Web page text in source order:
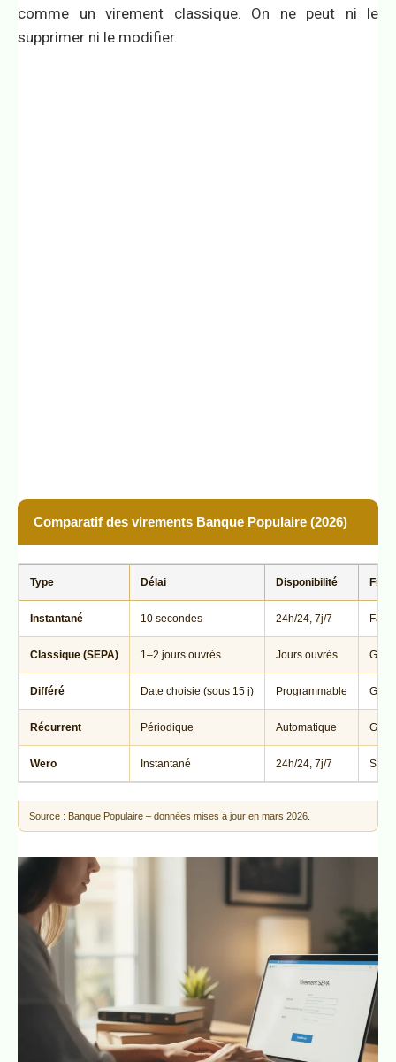
comme un virement classique. On ne peut ni le
supprimer ni le modifier.
Comparatif des virements Banque Populaire (2026)
Type Délai Disponibilité Frais
Instantané 10 secondes 24h/24, 7j/7
Classique (SEPA) 1–2 jours ouvrés Jours ouvrés
Différé Date choisie (sous 15 j) Programmable
Récurrent Périodique Automatique
Wero Instantané 24h/24, 7j/7
Source : Banque Populaire – données mises à jour en mars 2026.